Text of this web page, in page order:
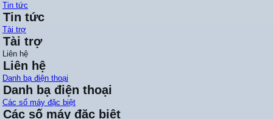
Tin tức
Tin tức
Tài trợ
Tài trợ
Liên hệ
Liên hệ
Danh bạ điện thoại
Danh bạ điện thoại
Các số máy đặc biệt
Các số máy đặc biệt